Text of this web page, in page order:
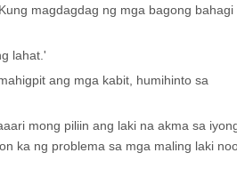
magdagdag ng mga bagong bahagi
lahat.'
ang mga kabit, humihinto sa
mong piliin ang laki na akma sa
ka ng problema sa mga maling laki